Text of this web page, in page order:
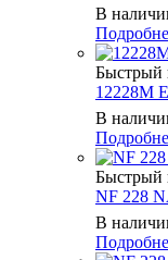
В
Быстрый
12228M
В
Быстрый
NF 228
В